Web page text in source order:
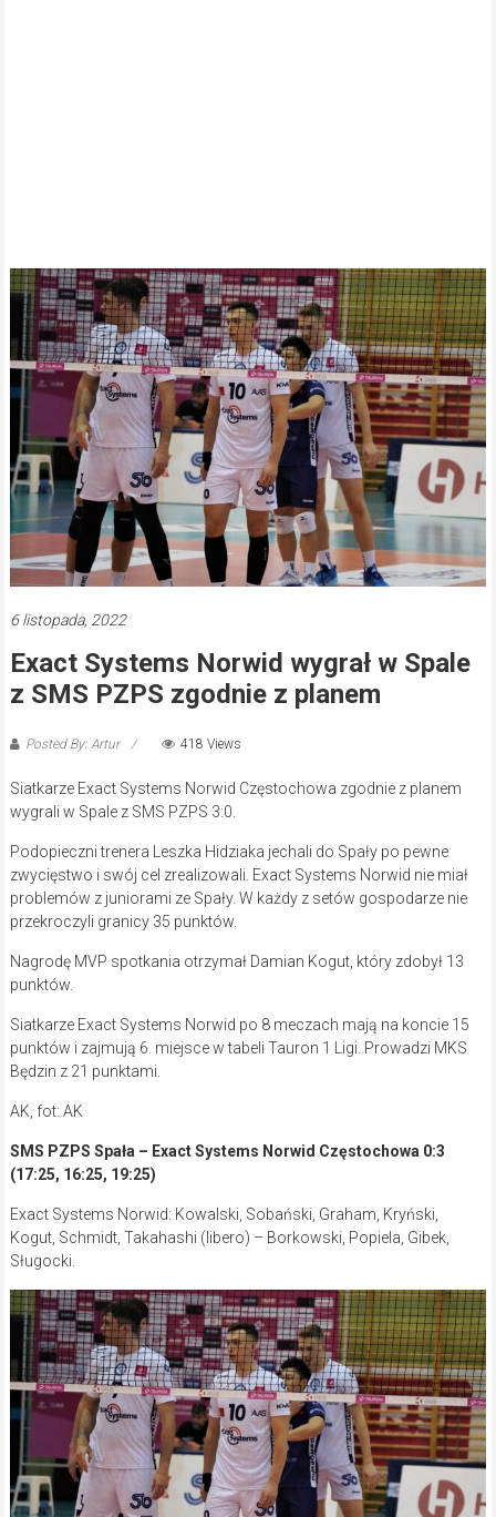
6 listopada, 2022
Exact Systems Norwid wygrał w Spale
z SMS PZPS zgodnie z planem
Posted By: Artur 418 Views
Siatkarze Exact Systems Norwid Częstochowa zgodnie z planem
wygrali w Spale z SMS PZPS 3:0.
Podopieczni trenera Leszka Hidziaka jechali do Spały po pewne
zwycięstwo i swój cel zrealizowali. Exact Systems Norwid nie miał
problemów z juniorami ze Spały. W każdy z setów gospodarze nie
przekroczyli granicy 35 punktów.
Nagrodę MVP spotkania otrzymał Damian Kogut, który zdobył 13
punktów.
Siatkarze Exact Systems Norwid po 8 meczach mają na koncie 15
punktów i zajmują 6. miejsce w tabeli Tauron 1 Ligi. Prowadzi MKS
Będzin z 21 punktami.
AK, fot: AK
SMS PZPS Spała – Exact Systems Norwid Częstochowa 0:3
(17:25, 16:25, 19:25)
Exact Systems Norwid: Kowalski, Sobański, Graham, Kryński,
Kogut, Schmidt, Takahashi (libero) – Borkowski, Popiela, Gibek,
Sługocki.